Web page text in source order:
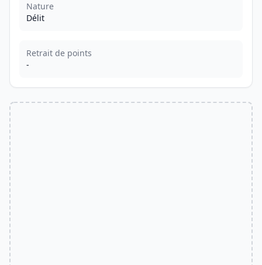
Nature
Délit
Retrait de points
-